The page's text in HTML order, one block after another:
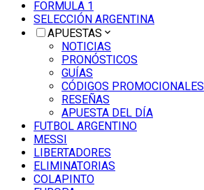
FORMULA 1
SELECCIÓN ARGENTINA
APUESTAS
NOTICIAS
PRONÓSTICOS
GUÍAS
CÓDIGOS PROMOCIONALES
RESEÑAS
APUESTA DEL DÍA
FUTBOL ARGENTINO
MESSI
LIBERTADORES
ELIMINATORIAS
COLAPINTO